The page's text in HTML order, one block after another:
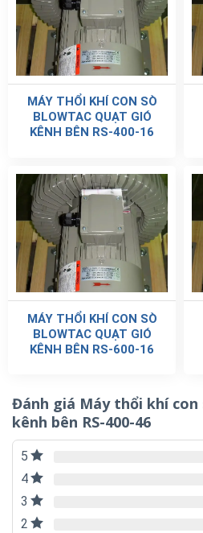
MÁY THỔI KHÍ CON SÒ
BLOWTAC QUẠT GIÓ
KÊNH BÊN RS-400-16
MÁY THỔI KHÍ CON SÒ
BLOWTAC QUẠT GIÓ
KÊNH BÊN RS-600-16
Đánh giá Máy thổi khí
kênh bên RS-400-46
5
4
3
2